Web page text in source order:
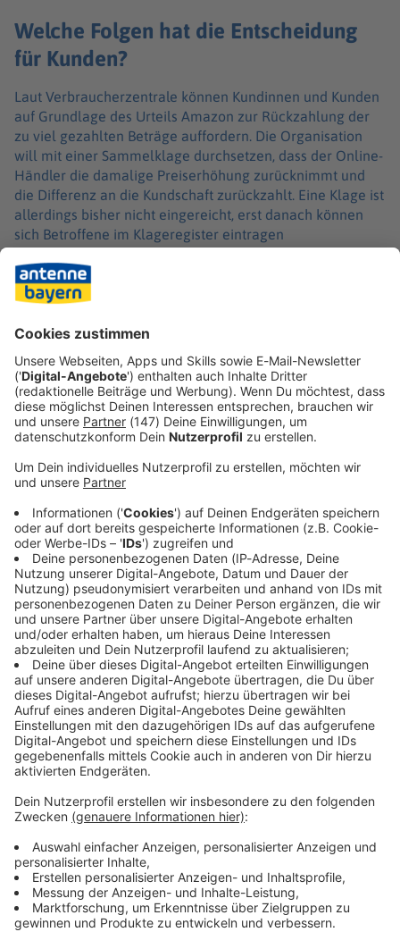
Welche Folgen hat die Entscheidung
für Kunden?
Laut Verbraucherzentrale können Kundinnen und Kunden
auf Grundlage des Urteils Amazon zur Rückzahlung der
zu viel gezahlten Beträge auffordern. Die Organisation
will mit einer Sammelklage durchsetzen, dass der Online-
Händler die damalige Preiserhöhung zurücknimmt und
die Differenz an die Kundschaft zurückzahlt. Eine Klage ist
allerdings bisher nicht eingereicht, erst danach können
sich Betroffene im Klageregister eintragen
Eine Preiserhöhung ohne ausdrückliche Zustimmung der
Kunden sei unzulässig, sagte Wolfgang Schuldzinski,
Vorstand der Verbraucherzentrale NRW. Unternehmen
dürften Preise für laufende Verträge nicht nach Belieben
Immer auf dem Laufenden
bleiben!
Verpass' nichts mehr - mit unserem kostenlosen
ANTENNE BAYERN Newsletter. Ob Nachrichten,
Lifestyle oder unsere neuesten Aktionen - wir
informieren dich.
Zum Newsletter anmelden